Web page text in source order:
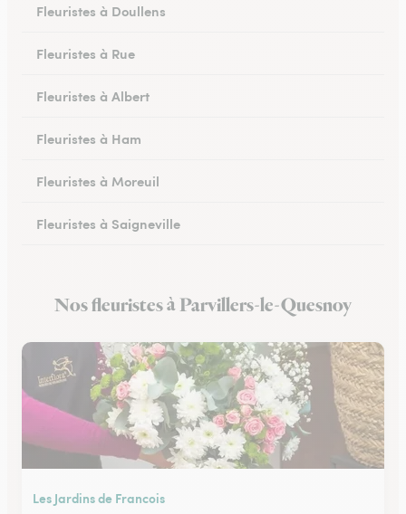
Fleuristes à Doullens
Fleuristes à Rue
Fleuristes à Albert
Fleuristes à Ham
Fleuristes à Moreuil
Fleuristes à Saigneville
Fleuristes à Corbie
Nos fleuristes à Parvillers-le-Quesnoy
Les Jardins de Francois